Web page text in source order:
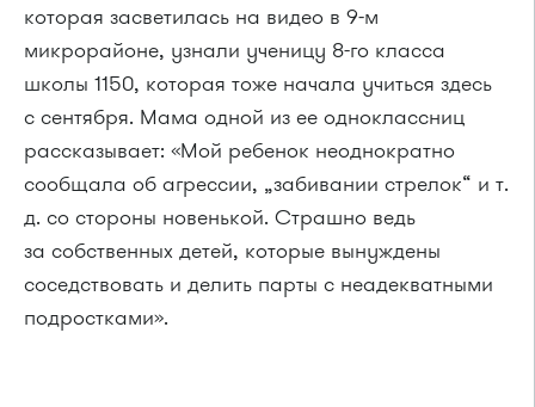
которая засветилась на видео в 9-м
микрорайоне, узнали ученицу 8-го класса
школы 1150, которая тоже начала учиться здесь
с сентября. Мама одной из ее одноклассниц
рассказывает: «Мой ребенок неоднократно
сообщала об агрессии, „забивании стрелок“ и т.
д. со стороны новенькой. Страшно ведь
за собственных детей, которые вынуждены
соседствовать и делить парты с неадекватными
подростками».